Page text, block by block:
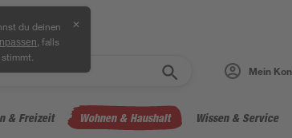
du deinen
, falls
✕
Mein
& Freizeit Wohnen & Haushalt Wissen & Service